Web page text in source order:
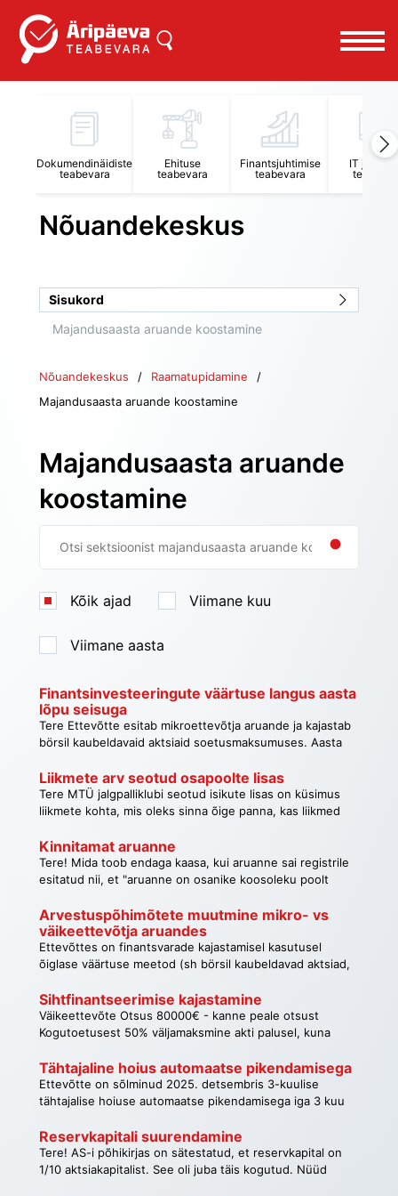
Dokumendinäidiste
teabevara
Ehituse
teabevara
Finantsjuhtimise
teabevara
IT
Nõuandekeskus
Sisukord
Majandusaasta aruande koostamine
Nõuandekeskus
Raamatupidamine
Majandusaasta aruande koostamine
Majandusaasta aruande
koostamine
Kõik ajad Viimane kuu
Viimane aasta
Finantsinvesteeringute väärtuse langus aasta
lõpu seisuga
Tere Ettevõtte esitab mikroettevõtja aruande ja kajastab
börsil kaubeldavaid aktsiaid soetusmaksumuses. Aasta
turuväärtus oli 31.12 seisuga 12 000 eur. Kas aruandes on
vajalik siiski aktsiad alla hinnata? (või on tegemist ajutise
turuhinna kõikumisega ja seda ei arvestata). Tänan
Liikmete arv seotud osapoolte lisas
Tere MTÜ jalgpalliklubi seotud isikute lisas on küsimus
liikmete kohta, mis oleks sinna õige panna, kas liikmed
kes seal mängivad ja tasuvad liikmemaksu. Tänan!
Kinnitamat aruanne
Tere! Mida toob endaga kaasa, kui aruanne sai registrile
esitatud nii, et "aruanne on osanike koosoleku poolt
Arvestuspõhimõtete muutmine mikro- vs
väikeettevõtja aruandes
Ettevõttes on finantsvarade kajastamisel kasutusel
õiglase väärtuse meetod (sh börsil kaubeldavad aktsiad,
esitas varasemalt väikeettevõtte aruande ja siis oli kõik
korras. Kui nüüd tahta esitada mikroettevõtte aruanne
(EV tingimused vastavad mikroettevõtjale), siis kas ja
varasid?
Sihtfinantseerimise kajastamine
Väikeettevõte Otsus 80000€ - kanne peale otsust
Kogutoetusest 50% väljamaksmine akti palusel, kuna
Variant B – netomeetod Vara võetud arvele
netosoetusmaksumuses (soetusmaksumus miinus
saadud toetus). nt,100 000-40000=60000, tingimused 2-
on kasutusse võetud) Tasuta saadud vara
soetusmaksumus on null. (10.4.1. Mittetulundusühingute
ja sihtasutuste raamatupidamine) Kuidas kajastada
Tähtajaline hoius automaatse pikendamisega
Ettevõtte on sõlminud 2025. detsembris 3-kuulise
tähtajalise hoiuse automaatse pikendamisega iga 3 kuu
peatada. Kas tähtajalist hoiust tuleb aastaaruandes
kajastada pikaajalise nõudena, avalikustades lisainfot lisas
"Nõuded ja ettemaksed"?
Reservkapitali suurendamine
Tere! AS-i põhikirjas on sätestatud, et reservkapital on
1/10 aktsiakapitalist. See oli juba täis kogutud. Nüüd
Uus küsimus
Peakategooria
Pealkiri
Küsimus